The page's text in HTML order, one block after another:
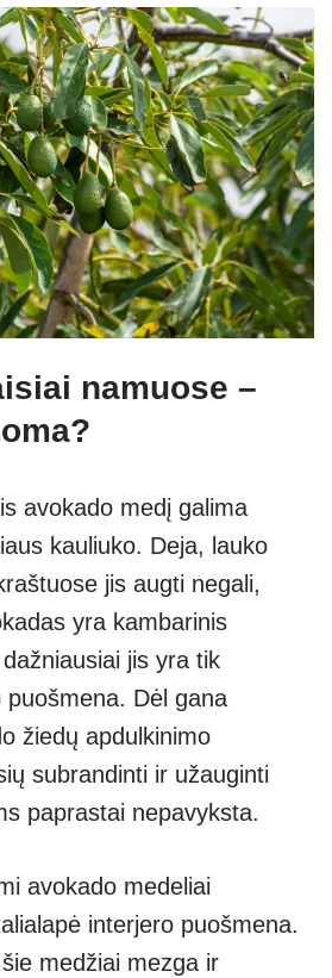
namuose –
avokado medį galima
kauliuko. Deja, lauko
jis augti negali,
yra kambarinis
jis yra tik
puošmena. Dėl gana
žiedų apdulkinimo
subrandinti ir užauginti
paprastai nepavyksta.
avokado medeliai
interjero puošmena.
medžiai mezga ir